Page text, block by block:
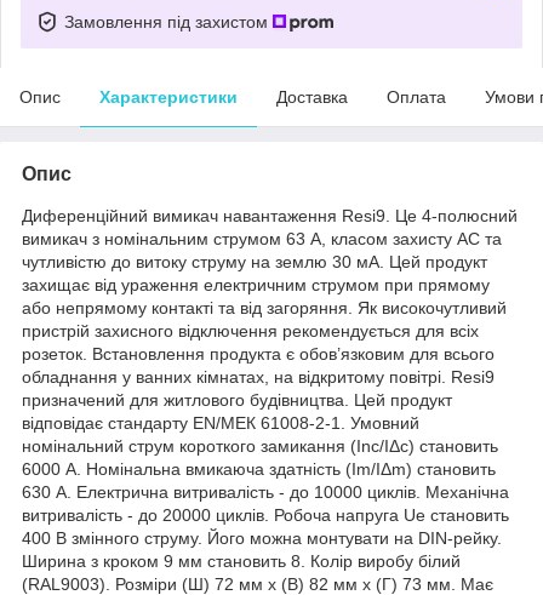
Замовлення під захистом
Опис Характеристики Доставка Оплата Умови
Опис
Диференційний вимикач навантаження Resi9. Це 4-полюсний
вимикач з номінальним струмом 63 А, класом захисту АC та
чутливістю до витоку струму на землю 30 мА. Цей продукт
захищає від ураження електричним струмом при прямому
або непрямому контакті та від загоряння. Як високочутливий
пристрій захисного відключення рекомендується для всіх
розеток. Встановлення продукта є обов’язковим для всього
обладнання у ванних кімнатах, на відкритому повітрі. Resi9
призначений для житлового будівництва. Цей продукт
відповідає стандарту EN/МЕК 61008-2-1. Умовний
номінальний струм короткого замикання (Inc/IΔc) становить
6000 А. Номінальна вмикаюча здатність (Im/IΔm) становить
630 А. Електрична витривалість - до 10000 циклів. Механічна
витривалість - до 20000 циклів. Робоча напруга Ue становить
400 В змінного струму. Його можна монтувати на DIN-рейку.
Ширина з кроком 9 мм становить 8. Колір виробу білий
(RAL9003). Розміри (Ш) 72 мм х (В) 82 мм х (Г) 73 мм. Має